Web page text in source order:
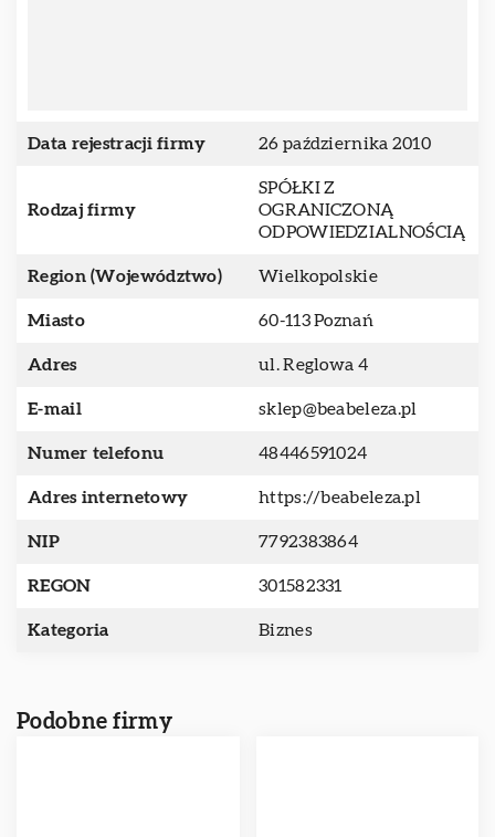
Data rejestracji firmy 26 października 2010
Rodzaj firmy
SPÓŁKI Z
OGRANICZONĄ
ODPOWIEDZIALNOŚCIĄ
Region (Województwo) Wielkopolskie
Miasto 60-113 Poznań
Adres ul. Reglowa 4
E-mail sklep@beabeleza.pl
Numer telefonu 48446591024
Adres internetowy https://beabeleza.pl
NIP 7792383864
REGON 301582331
Kategoria Biznes
Podobne firmy